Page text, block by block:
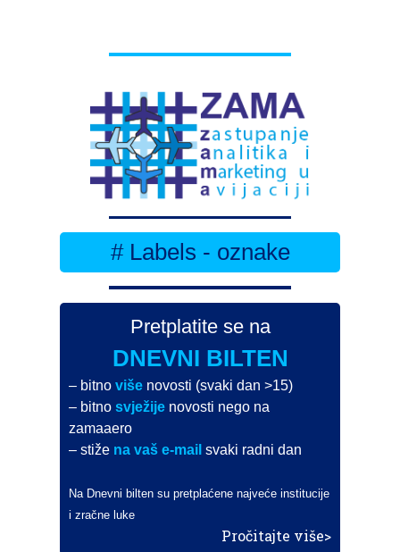
# Labels - oznake
Pretplatite se na
DNEVNI BILTEN
– bitnoviše novosti (svaki dan >15)
– bitnosvježije novosti nego na
zamaaero
– stiže na vaš e-mail svaki radni dan
Na Dnevni bilten su pretplaćene najveće institucije
i zračne luke
Pročitajte više>